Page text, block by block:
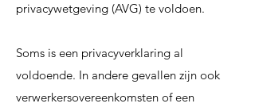
privacywetgeving (AVG) te voldoen.
Soms is een privacyverklaring al
voldoende. In andere gevallen zijn ook
verwerkersovereenkomsten of een